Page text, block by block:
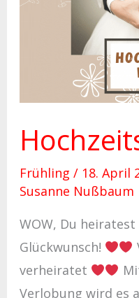
Frühling / 18. April
Susanne Nußbaum
WOW, Du
Glückwunsch!
verheiratet
Verlobung wird es